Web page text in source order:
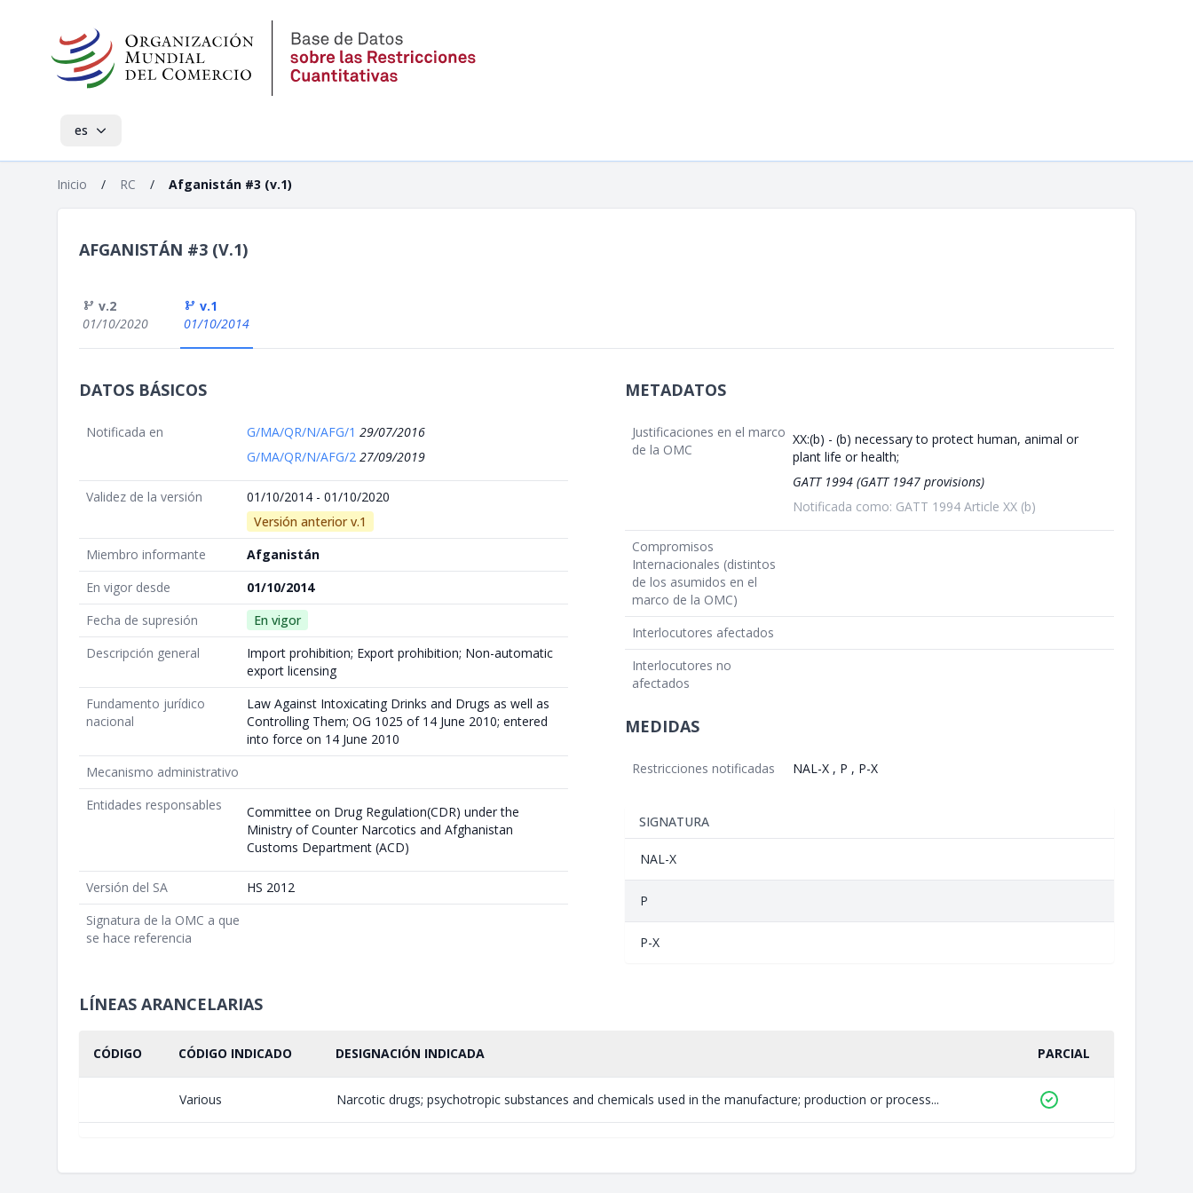
es
Inicio / RC / Afganistán #3 (v.1)
AFGANISTÁN #3 (V.1)
v.2
01/10/2020
v.1
01/10/2014
DATOS BÁSICOS
Notificada en G/MA/QR/N/AFG/1 29/07/2016
G/MA/QR/N/AFG/2 27/09/2019
Validez de la versión
01/10/2014 - 01/10/2020
Versión anterior v.1
Miembro informante
Afganistán
En vigor desde
01/10/2014
Fecha de supresión
En vigor
Descripción general
Import prohibition; Export prohibition; Non-automatic
export licensing
Fundamento jurídico
nacional
Law Against Intoxicating Drinks and Drugs as well as
Controlling Them; OG 1025 of 14 June 2010; entered
into force on 14 June 2010
Mecanismo administrativo
Entidades responsables
Committee on Drug Regulation(CDR) under the
Ministry of Counter Narcotics and Afghanistan
Customs Department (ACD)
Versión del SA
HS 2012
Signatura de la OMC a que
se hace referencia
METADATOS
Justificaciones en el marco
de la OMC
XX:(b) - (b) necessary to protect human, animal or
plant life or health;
GATT 1994 (GATT 1947 provisions)
Notificada como: GATT 1994 Article XX (b)
Compromisos
Internacionales (distintos
de los asumidos en el
marco de la OMC)
Interlocutores afectados
Interlocutores no
afectados
MEDIDAS
Restricciones notificadas NAL-X , P , P-X
SIGNATURA
NAL-X
P
P-X
LÍNEAS ARANCELARIAS
CÓDIGO CÓDIGO INDICADO DESIGNACIÓN INDICADA PARCIAL
Various Narcotic drugs; psychotropic substances and chemicals used in the manufacture; production or process...